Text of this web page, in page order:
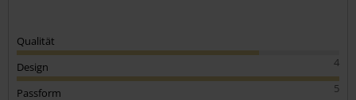
Qualität
4
Design
5
Passform